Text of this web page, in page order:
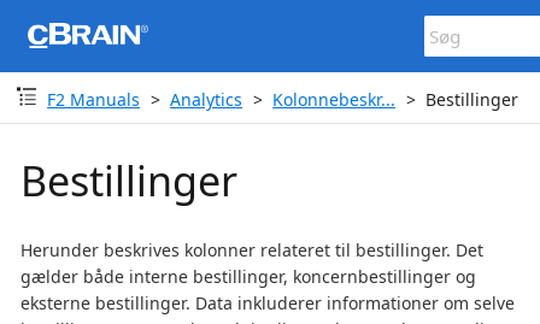
F2 Manuals Analytics Kolonnebeskr... Bestillinger
Bestillinger
Herunder beskrives kolonner relateret til bestillinger. Det
gælder både interne bestillinger, koncernbestillinger og
eksterne bestillinger. Data inkluderer informationer om selve